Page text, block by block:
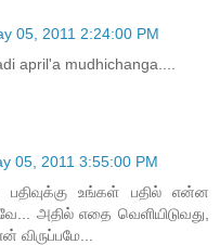
05, 2011 2:24:00 PM
april'a mudhichanga....
05, 2011 3:55:00 PM
உங்கள் பதில் என்ன
அதில் எதை வெளியிடுவது,
விருப்பமே...